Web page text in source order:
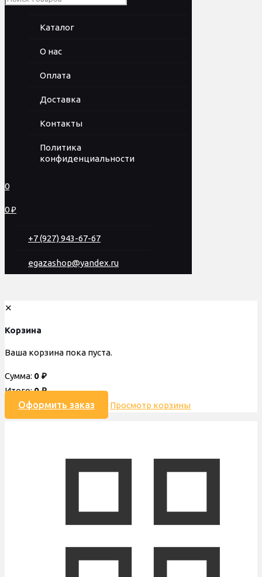
Каталог
О нас
Оплата
Доставка
Контакты
Политика
конфиденциальности
0
0 ₽
+7 (927) 943-67-67
egazashop@yandex.ru
✕
Корзина
Ваша корзина пока пуста.
Сумма: 0 ₽
Итого:0₽
Оформить заказ Просмотр корзины